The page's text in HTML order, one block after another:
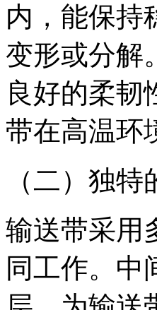
内，能保持
变形或分解
良好的柔韧
带在高温环
（二）独
输送带采用
同工作。中